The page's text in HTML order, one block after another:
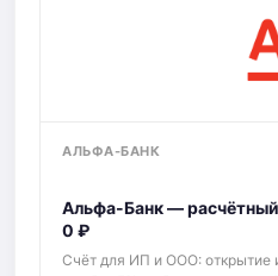
АЛЬФА-БАНК
Альфа-Банк —
0 ₽
Счёт для ИП и ООО: открытие